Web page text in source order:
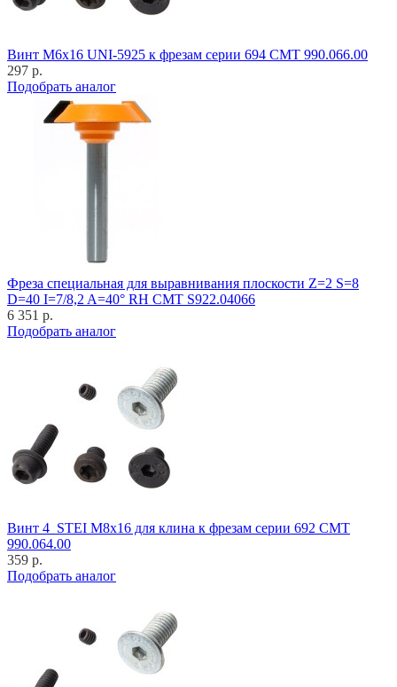
Винт M6x16 UNI-5925 к фрезам серии 694 CMT 990.066.00
297 р.
Подобрать аналог
Фреза специальная для выравнивания плоскости Z=2 S=8
D=40 I=7/8,2 A=40° RH CMT S922.04066
6 351 р.
Подобрать аналог
Винт 4_STEI M8x16 для клина к фрезам серии 692 CMT
990.064.00
359 р.
Подобрать аналог